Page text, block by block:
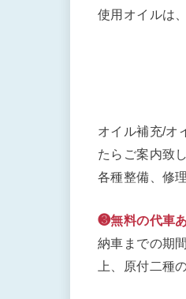
使用オイルは、
オイル補充/オ
たらご案内致
各種整備、修
❸無料の代車
納車までの期
上、原付二種